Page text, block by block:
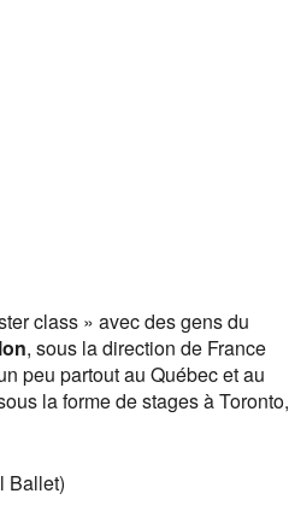
class » avec des gens du
, sous la direction de France
peu partout au Québec et au
la forme de stages à Toronto,
Ballet)